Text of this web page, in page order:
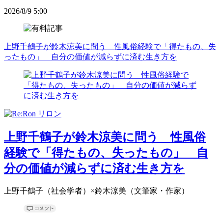
2026/8/9 5:00
上野千鶴子が鈴木涼美に問う 性風俗経験で「得たもの、失
ったもの」 自分の価値が減らずに済む生き方を
上野千鶴子が鈴木涼美に問う 性風俗
経験で「得たもの、失ったもの」 自
分の価値が減らずに済む生き方を
上野千鶴子（社会学者）×鈴木涼美（文筆家・作家）